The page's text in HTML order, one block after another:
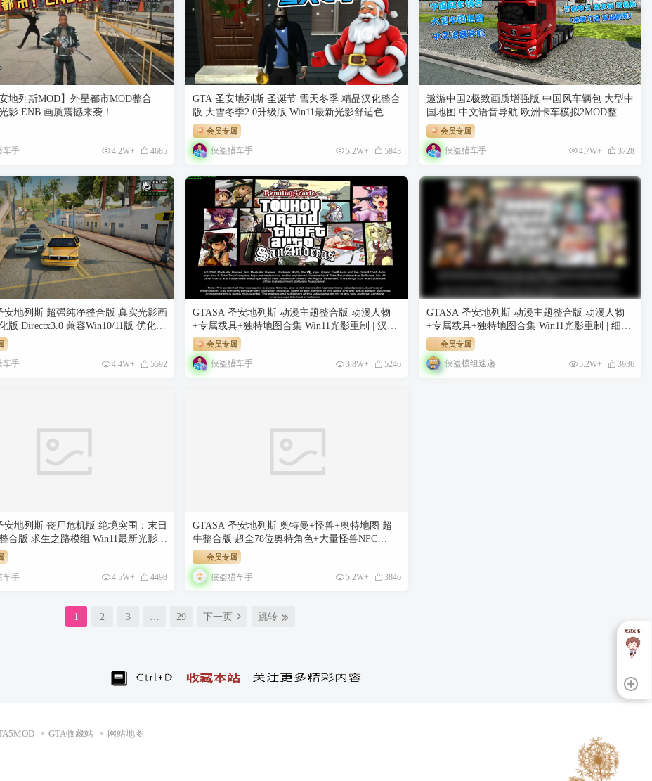
安地列斯MOD】外星都市MOD整合
影 ENB 画质震撼来袭！
车手 4.2W+ 4685
GTA 圣安地列斯 圣诞节 雪天冬季 精品汉化整合
版 大雪冬季2.0升级版 Win11最新光影舒适色调
流畅版 大屏优化 FPS优化 真实武器包 汉化版
[赠送：运行库 通关存档 无限金币] [6.02 GB]
会员专属
侠盗猎车手 5.2W+ 5843
遨游中国2极致画质增强版 中国风车辆包 大型中
国地图 中文语音导航 欧洲卡车模拟2MOD整合
版 简体中文 免安装 绿色版 [亲测可用 解压即玩]
【44.6 GB】
会员专属
侠盗猎车手 4.7W+ 3728
安地列斯 超强纯净整合版 真实光影画
版 Directx3.0 兼容Win10/11版 优化补
送：运行库 通关存档 真实画质
车手 4.4W+ 5592
GTASA 圣安地列斯 动漫主题整合版 动漫人物
+专属载具+独特地图合集 Win11光影重制 | 汉化
流畅+60FPS优化 [赠送：运行库 通关存档 无限
金币] [5.52 GB]
会员专属
侠盗猎车手 3.8W+ 5246
GTASA 圣安地列斯 动漫主题整合版 动漫人物
+专属载具+独特地图合集 Win11光影重制 | 细节
重制+60FPS优化 新增 热咖啡模组 [赠送：运行
库 通关存档 无限金币] [5.54 GB]
会员专属
侠盗模组速递 5.2W+ 3936
安地列斯 丧尸危机版 绝境突围：末日
合版 求生之路模组 Win11最新光影舒
版 真实系重制版 Win10/11兼容版 稳
强优化 [赠送：运行库 游戏存档 快
GB]
车手 4.5W+ 4498
GTASA 圣安地列斯 奥特曼+怪兽+奥特地图 超
牛整合版 超全78位奥特角色+大量怪兽NPC
Win11最新光影舒适色调流畅版 真实系重制版
Win10/11汉化兼容版 稳定60FPS 超强优化 [赠
送：运行库 通关存档 无限金币] [5.04 GB]
会员专属
侠盗猎车手 5.2W+ 3846
1 2 3 … 29 下一页 跳转
GTA收藏站 网站地图